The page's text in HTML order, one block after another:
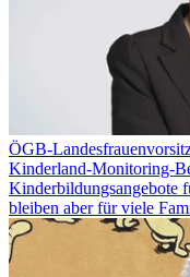
ÖGB-
Kinderland-Monitoring-
Kinderbildungsangebote
bleiben aber für viele